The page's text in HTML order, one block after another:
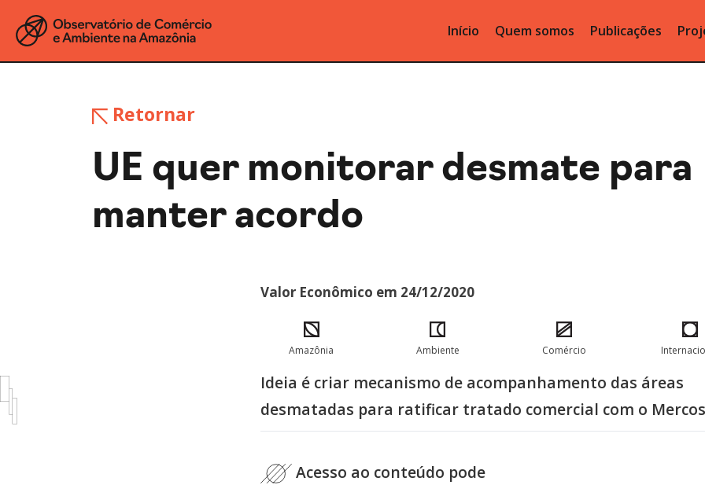
Início Quem somos Publicações
Retornar
UE quer monitorar desmate para
manter acordo
Valor Econômico em 24/12/2020
Amazônia Ambiente Comércio
Ideia é criar mecanismo de acompanhamento das áreas
desmatadas para ratificar tratado comercial com o
Acesso ao conteúdo pode